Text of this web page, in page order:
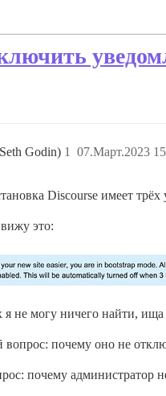
Godin) 07.Март.2023
1
Discourse имеет
это:
я не могу ничего найти,
почему оно не
почему администратор